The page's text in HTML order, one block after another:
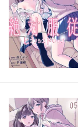
ポイント